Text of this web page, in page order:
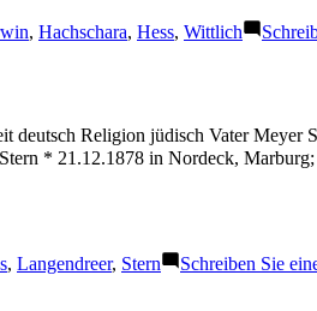
, Hachschara, Hess, Wittlich
deutsch Religion jüdisch Vater
* 21.12.1878 in Nordeck,
, Langendreer, Stern Schreiben Sie